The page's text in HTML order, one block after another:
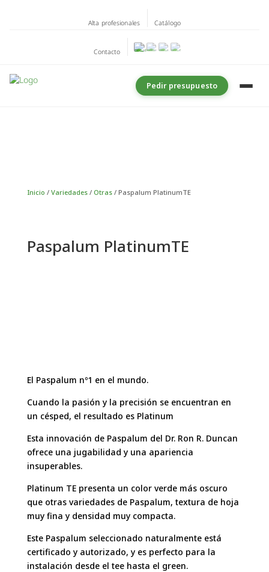
Alta profesionales Catálogo
Contacto
Pedir presupuesto
Inicio / Variedades/ Otras/ Paspalum PlatinumTE
Paspalum PlatinumTE
El Paspalum nº1 en el mundo.
Cuando la pasión y la precisión se encuentran en
un césped, el resultado es Platinum
Esta innovación de Paspalum del Dr. Ron R. Duncan
ofrece una jugabilidad y una apariencia
insuperables.
Platinum TE presenta un color verde más oscuro
que otras variedades de Paspalum, textura de hoja
muy fina y densidad muy compacta.
Este Paspalum seleccionado naturalmente está
certificado y autorizado, y es perfecto para la
instalación desde el tee hasta el green.